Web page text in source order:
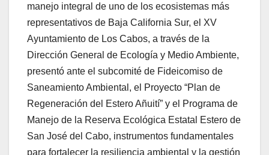
manejo integral de uno de los ecosistemas más
representativos de Baja California Sur, el XV
Ayuntamiento de Los Cabos, a través de la
Dirección General de Ecología y Medio Ambiente,
presentó ante el subcomité de Fideicomiso de
Saneamiento Ambiental, el Proyecto “Plan de
Regeneración del Estero Añuití” y el Programa de
Manejo de la Reserva Ecológica Estatal Estero de
San José del Cabo, instrumentos fundamentales
para fortalecer la resiliencia ambiental y la gestión